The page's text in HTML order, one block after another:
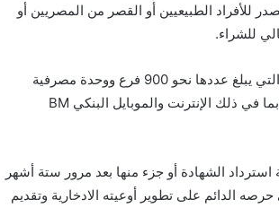
من 1000 جنيه ومضاعفاتها، وتصدر للأفراد الطبيعيين أو القصر من المصريين أو
للشراء.
وأضاف بنك مصر أن الشهادات متاحة للشراء من خلال جميع فروعه التي يبلغ عددها نحو 900 فرع ووحدة مصرفية
منتشرة في أنحاء الجمهورية، وكذلك عبر القنوات الرقمية المختلفة بما في ذلك الإنترنت والموبايل البنكي BM
استرداد الشهادة أو جزء منها بعد مرور ستة أشهر
الدائم على تطوير أوعيته الادخارية وتقديم